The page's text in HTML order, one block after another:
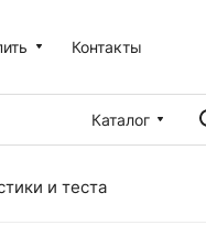
Контакты
Каталог
и теста